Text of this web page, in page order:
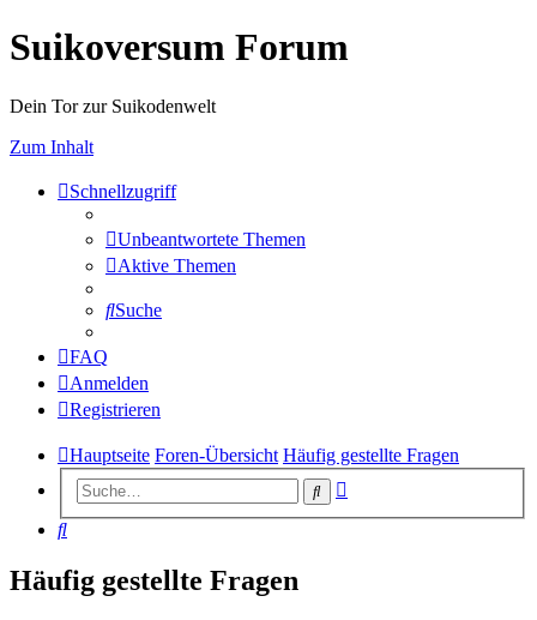
Suikoversum Forum
Dein Tor zur Suikodenwelt
Zum Inhalt
Schnellzugriff
Unbeantwortete Themen
Aktive Themen
Suche
FAQ
Anmelden
Registrieren
Hauptseite Foren-Übersicht Häufig gestellte Fragen
Suche
Suche
Häufig gestellte Fragen